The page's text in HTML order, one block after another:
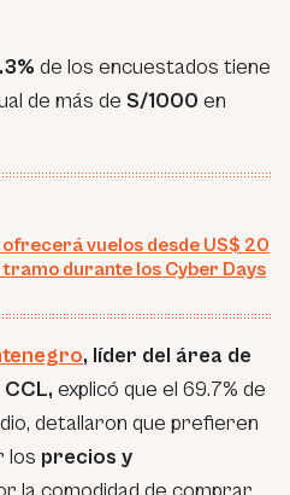
de los encuestados tiene
de más de S/1000 en
vuelos desde US$ 20
tramo durante los Cyber Days
, líder del área de
explicó que el 69.7% de
detallaron que prefieren
los precios y